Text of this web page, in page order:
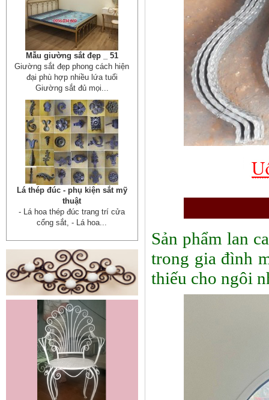
Cửa cổng sắt mỹ thuật 19
Cửa cống sắt đẹp cho mọi không
gian nhà riêng, biệt thự, nhà sân...
Cửa sắt mẫu 20
Cửa sắt đẹp cho không gian nhà
tuyệt đẹp Gia công sản xuất
cửa...
Mẫu bàn ghế 05
Mẫu thiết kế hiện đại, rất phù hợp
để trưng bày sản phẩm, studio
hoặc dùng...
Sản phẩm lan
trong gia đình
thiếu cho ngôi